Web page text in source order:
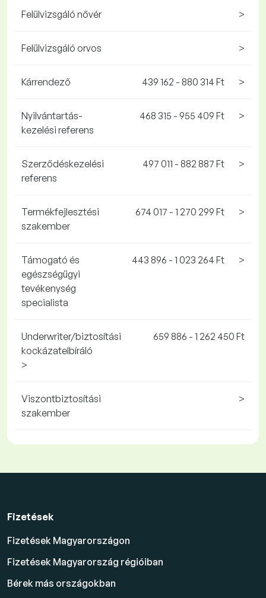
Felülvizsgáló nővér >
Felülvizsgáló orvos >
Kárrendező 439 162 - 880 314 Ft >
Nyilvántartás-
kezelési referens
468 315 - 955 409 Ft >
Szerződéskezelési
referens
497 011 - 882 887 Ft >
Termékfejlesztési
szakember
674 017 - 1 270 299 Ft >
Támogató és
egészségügyi
tevékenység
specialista
443 896 - 1 023 264 Ft >
Underwriter/biztosítási
kockázatelbíráló
659 886 - 1 262 450 Ft
>
Viszontbiztosítási
szakember
>
Fizetések
Fizetések Magyarországon
Fizetések Magyarország régióiban
Bérek más országokban